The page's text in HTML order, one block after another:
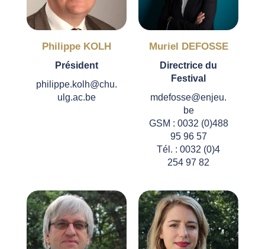
Philippe KOLH
Président
philippe.kolh@chu.
ulg.ac.be
Muriel DEFOSSE
Directrice du
Festival
mdefosse@enjeu.
be
GSM : 0032 (0)488
95 96 57
Tél. : 0032 (0)4
254 97 82